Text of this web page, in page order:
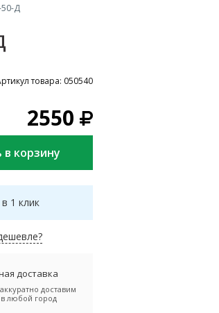
50-Д
товара: 050540
2550
1 клик
доставка
доставим
в любой город